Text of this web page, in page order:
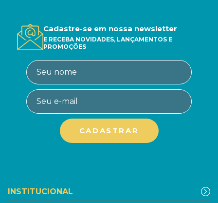
Cadastre-se em nossa newsletter
E RECEBA NOVIDADES, LANÇAMENTOS E
PROMOÇÕES
INSTITUCIONAL